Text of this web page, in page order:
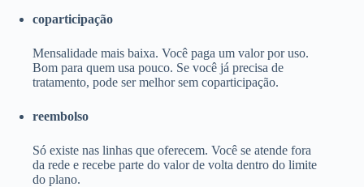
coparticipação
Mensalidade mais baixa. Você paga um valor por uso.
Bom para quem usa pouco. Se você já precisa de
tratamento, pode ser melhor sem coparticipação.
reembolso
Só existe nas linhas que oferecem. Você se atende fora
da rede e recebe parte do valor de volta dentro do limite
do plano.